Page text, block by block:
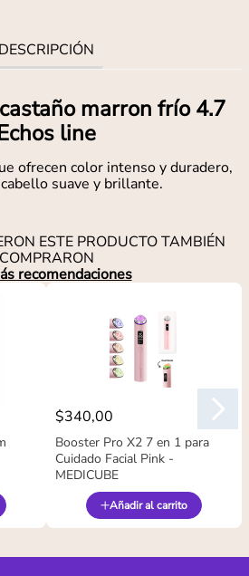
DESCRIPCIÓN
marron frío 4.7
line
ofrecen color intenso y duradero,
suave y brillante.
ESTE PRODUCTO TAMBIÉN
COMPRARON
recomendaciones
$340,00
Booster Pro X2 7 en 1 para
Cuidado Facial Pink -
MEDICUBE
Añadir al carrito